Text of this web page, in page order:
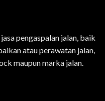
pengaspalan jalan, baik
atau perawatan jalan,
maupun marka jalan.